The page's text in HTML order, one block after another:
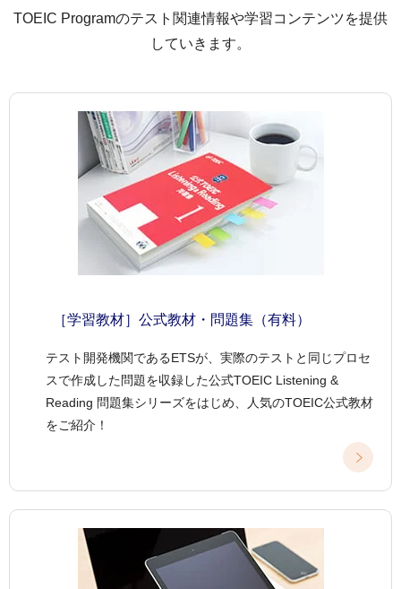
TOEIC Programのテスト関連情報や学習コンテンツを提供
していきます。
［学習教材］公式教材・問題集（有料）
テスト開発機関であるETSが、実際のテストと同じプロセ
スで作成した問題を収録した公式TOEIC Listening &
Reading 問題集シリーズをはじめ、人気のTOEIC公式教材
をご紹介！